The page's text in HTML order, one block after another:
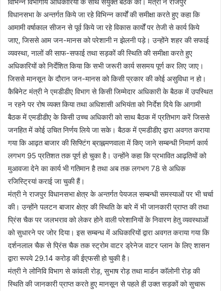
विधानसभा के अन्तर्गत किये जा रहे विभिन्न कार्यों की समीक्षा करते हुए कहा कि
आमामी वर्षाकाल सीजन से पूर्व किये जा रहे विकास कार्यों पर तेजी से कार्य किये
जाए, जिससे आम जन-मानस को परेशानी न झेलनी पड़े। उन्होंने शहर की सफाई
व्यवस्था, नालों की साफ-सफाई तथा सड़कों की स्थिति की समीक्षा करते हुए
अधिकारियों को निर्देशित किया कि सभी जरूरी कार्य ससमय पूर्ण कर लिए जाए।
जिससे मानसून के दौरान जन-मानस को किसी प्रकार की कोई असुविधा न हो।
कैबिनेट मंत्री ने एमडीडीए विभाग से किसी जिम्मेदार अधिकारी के बैठक में उपस्थित
न रहने पर रोष व्यक्त किया तथा अधिशासी अभियंता को निर्देश दिये कि आगामी
बैठक में एमडीडीए के किसी उच्च अधिकारी को साथ बैठक में प्रतिभाग करें जिससे
जनहित में कोई उचित निर्णय लिये जा सके। बैठक में एमडीडीए द्वारा अवगत कराया
गया कि आढ़त बाजार की सिफ्टिंग ब्राह्नमणवाला में किए जाने सम्बन्धी निमार्ण कार्य
लगभग 95 प्रतिशत तक पूर्ण हो चुका है। उन्होंने कहा कि प्रभावित आढ़तियों को
मुआवजा देने का कार्य भी गतिमान है तथा अब तक लगभग 78 से अधिक
रजिस्ट्रियां कराई जा चुकी हैं।
मंत्री ने राजपुर विधानसभा क्षेत्र के अन्तर्गत पेयजल सम्बन्धी समस्याओं पर भी चर्चा
की। उन्होंने पलटन बाजार क्षेत्र की स्थिति के बारे में भी जानकारी प्राप्त की तथा
प्रिंस चैक पर जलभराव को लेकर होने वाली परेशानियों के निवारण हेतु व्यवस्थाओं
को सुधारने पर जोर दिया। इस सम्बन्ध में अधिकारियों द्वारा अवगत कराया गया कि
दर्शनलाल चैक से प्रिंस चैक तक स्ट्रोम वाटर ड्रेनेज वाटर प्लान के लिए शासन
द्वारा रूपये 29.14 करोड़ की ईएफसी हो चुकी है।
मंत्री ने लोनिवि विभाग से कांवली रोड़, सुभाष रोड़ तथा मार्डन काॅलोनी रोड़ की
स्थिति की जानकारी प्राप्त करते हुए मानसून से पहले ही उक्त सड़कों को सुचारू